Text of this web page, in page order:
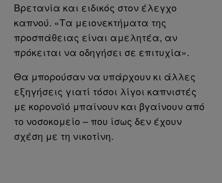
Βρετανία και ειδικός στον έλεγχο
καπνού. «Τα μειονεκτήματα της
προσπάθειας είναι αμελητέα, αν
πρόκειται να οδηγήσει σε επιτυχία».
Θα μπορούσαν να υπάρχουν κι άλλες
εξηγήσεις γιατί τόσοι λίγοι καπνιστές
με κορονοϊό μπαίνουν και βγαίνουν από
το νοσοκομείο – που ίσως δεν έχουν
σχέση με τη νικοτίνη.